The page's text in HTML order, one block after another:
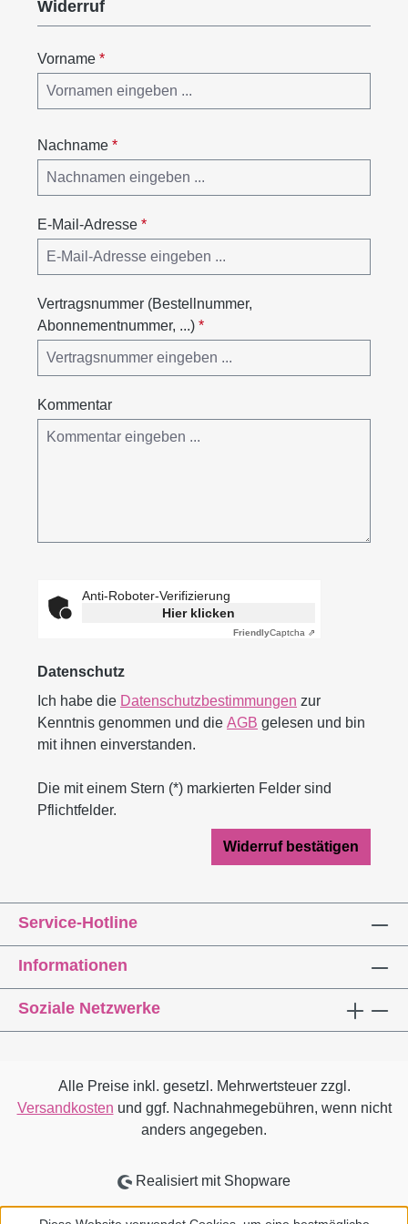
Widerruf
Vorname *
Nachname *
E-Mail-Adresse *
Vertragsnummer (Bestellnummer,
Abonnementnummer, ...) *
Kommentar
Anti-Roboter-Verifizierung
Hier klicken
FriendlyCaptcha ⇗
Datenschutz
Ich habe die Datenschutzbestimmungen zur
Kenntnis genommen und die AGB gelesen und bin
mit ihnen einverstanden.
Die mit einem Stern (*) markierten Felder sind
Pflichtfelder.
Widerruf bestätigen
Service-Hotline
Informationen
Soziale Netzwerke
Alle Preise inkl. gesetzl. Mehrwertsteuer zzgl.
Versandkosten und ggf. Nachnahmegebühren, wenn nicht
anders angegeben.
Realisiert mit Shopware